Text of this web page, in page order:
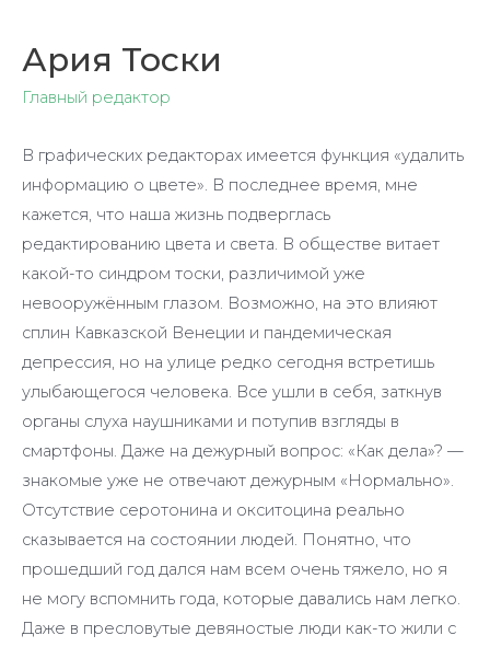
Ария Тоски
Главный редактор
В графических редакторах имеется функция «удалить
информацию о цвете». В последнее время, мне
кажется, что наша жизнь подверглась
редактированию цвета и света. В обществе витает
какой-то синдром тоски, различимой уже
невооружённым глазом. Возможно, на это влияют
сплин Кавказской Венеции и пандемическая
депрессия, но на улице редко сегодня встретишь
улыбающегося человека. Все ушли в себя, заткнув
органы слуха наушниками и потупив взгляды в
смартфоны. Даже на дежурный вопрос: «Как дела»? —
знакомые уже не отвечают дежурным «Нормально».
Отсутствие серотонина и окситоцина реально
сказывается на состоянии людей. Понятно, что
прошедший год дался нам всем очень тяжело, но я
не могу вспомнить года, которые давались нам легко.
Даже в пресловутые девяностые люди как-то жили с